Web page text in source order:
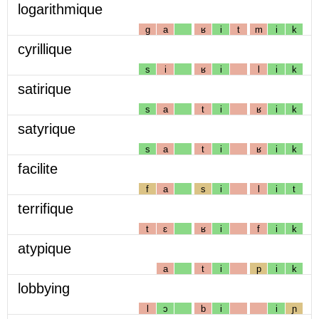
logarithmique
g a ʁ i t m i k
cyrillique
s i ʁ i l i k
satirique
s a t i ʁ i k
satyrique
s a t i ʁ i k
facilite
f a s i l i t
terrifique
t ɛ ʁ i f i k
atypique
a t i p i k
lobbying
l ɔ b i i ɲ